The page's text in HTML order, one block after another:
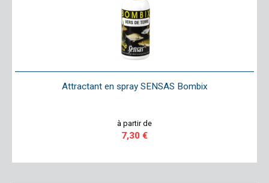
Attractant en spray SENSAS Bombix
à partir de
7,30 €